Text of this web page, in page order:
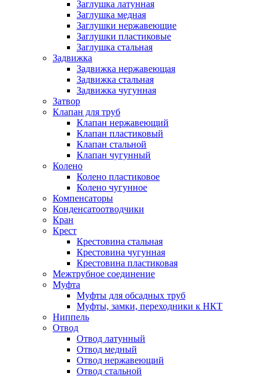
Заглушка латунная
Заглушка медная
Заглушки нержавеющие
Заглушки пластиковые
Заглушка стальная
Задвижка
Задвижка нержавеющая
Задвижка стальная
Задвижка чугунная
Затвор
Клапан для труб
Клапан нержавеющий
Клапан пластиковый
Клапан стальной
Клапан чугунный
Колено
Колено пластиковое
Колено чугунное
Компенсаторы
Конденсатоотводчики
Кран
Крест
Крестовина стальная
Крестовина чугунная
Крестовина пластиковая
Межтрубное соединение
Муфта
Муфты для обсадных труб
Муфты, замки, переходники к НКТ
Ниппель
Отвод
Отвод латунный
Отвод медный
Отвод нержавеющий
Отвод стальной